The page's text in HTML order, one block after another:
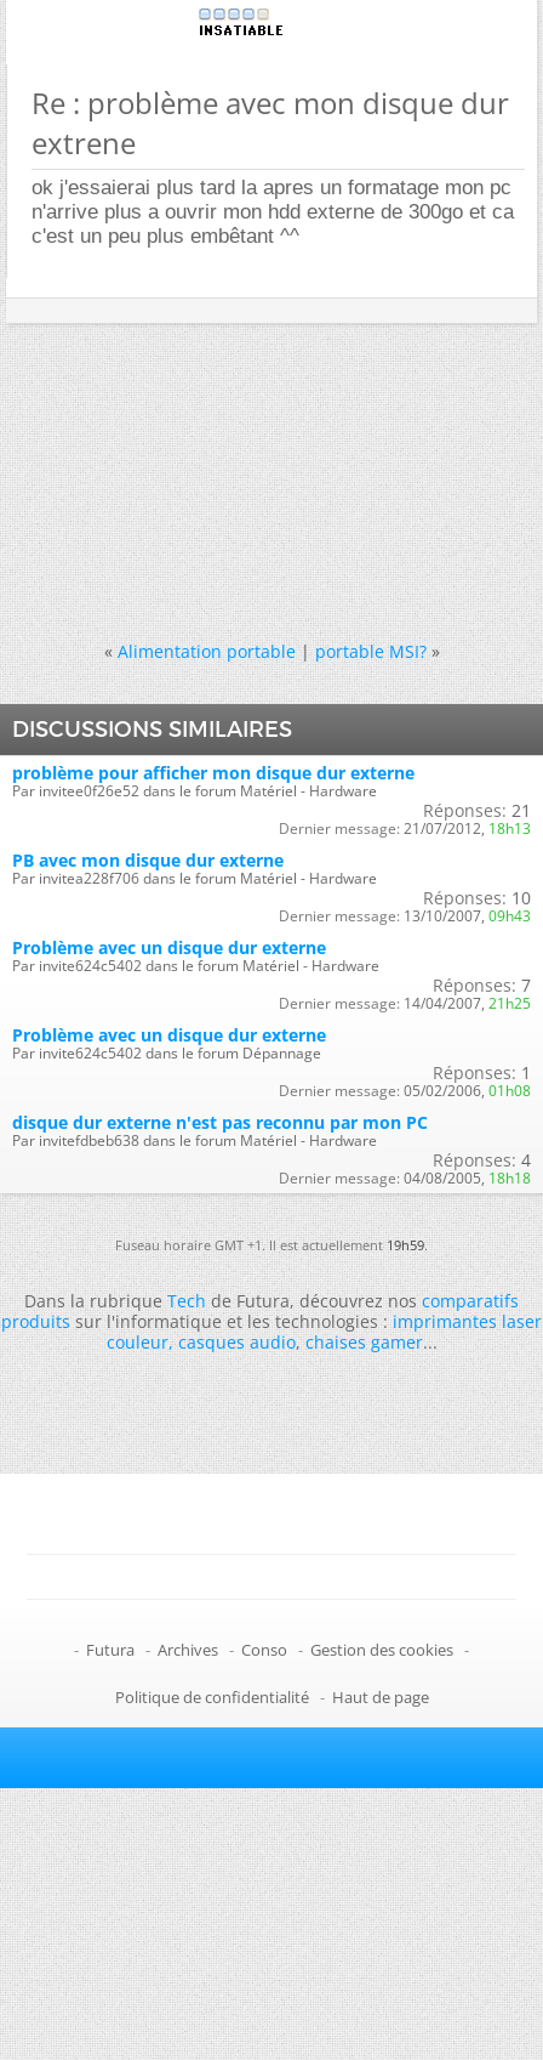
Re : problème avec mon disque dur
extrene
ok j'essaierai plus tard la apres un formatage mon pc
n'arrive plus a ouvrir mon hdd externe de 300go et ca
c'est un peu plus embêtant ^^
« Alimentation portable|portable MSI? »
DISCUSSIONS SIMILAIRES
problème pour afficher mon disque dur externe
Par invitee0f26e52 dans le forum Matériel - Hardware
Réponses: 21
Dernier message: 21/07/2012, 18h13
PB avec mon disque dur externe
Par invitea228f706 dans le forum Matériel - Hardware
Réponses: 10
Dernier message: 13/10/2007, 09h43
Problème avec un disque dur externe
Par invite624c5402 dans le forum Matériel - Hardware
Réponses: 7
Dernier message: 14/04/2007, 21h25
Problème avec un disque dur externe
Par invite624c5402 dans le forum Dépannage
Réponses: 1
Dernier message: 05/02/2006, 01h08
disque dur externe n'est pas reconnu par mon PC
Par invitefdbeb638 dans le forum Matériel - Hardware
Réponses: 4
Dernier message: 04/08/2005, 18h18
Fuseau horaire GMT +1. Il est actuellement19h59.
Dans la rubriqueTechde Futura, découvrez noscomparatifs
produitssur l'informatique et les technologies :imprimantes laser
couleur,casques audio,chaises gamer...
- Futura - Archives - Conso - Gestion des cookies -
Politique de confidentialité - Haut de page